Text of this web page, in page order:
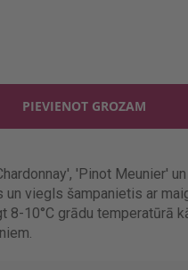
PIEVIENOT GROZAM
'Pinot Meunier'
viegls šampanietis ar
8-10°C grādu temperatūrā